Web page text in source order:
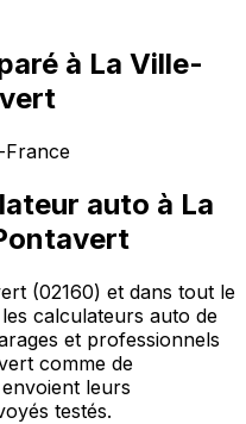
à La Ville-
France
auto à La
(02160) et dans tout le
calculateurs auto de
et professionnels
comme de
leurs
testés.